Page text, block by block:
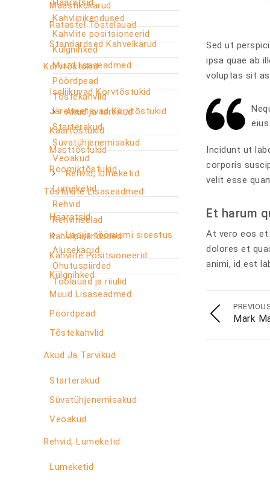
Haaratsid
Kahvlipikendused
Kahvlite positsioneerid
Külgnihked
Muud lisaseadmed
Pöördpead
Tõstekahvlid
Akud ja tarvikud
Starterakud
Süvatühjenemisakud
Veoakud
Rehvid, lumeketid
Lumeketid
Rehvid
Rehvinaelad
Lao ja tööruumi sisestus
Alusekärud
Ohutuspiirded
Töölauad ja riiulid
Sed ut
ipsa quae ab
voluptas sit
Incidunt ut
corporis
velit esse
Et harum
At vero eos et
dolores et
animi, id est
Mark
Maastikukärud
Ratastel Tõstelauad
Standardsed Kahvelkärud
Korvtõstukid
Iseliikuvad Korvtõstukid
Järelveetavad Korvtõstukid
Käärtõstukid
Masttõstukid
Roomiktõstukid
Tõstukite Lisaseadmed
Haaratsid
Kahvlipikendused
Kahvlite Positsioneerid
Külgnihked
Muud Lisaseadmed
Pöördpead
Tõstekahvlid
Akud Ja Tarvikud
Starterakud
Süvatühjenemisakud
Veoakud
Rehvid, Lumeketid
Lumeketid